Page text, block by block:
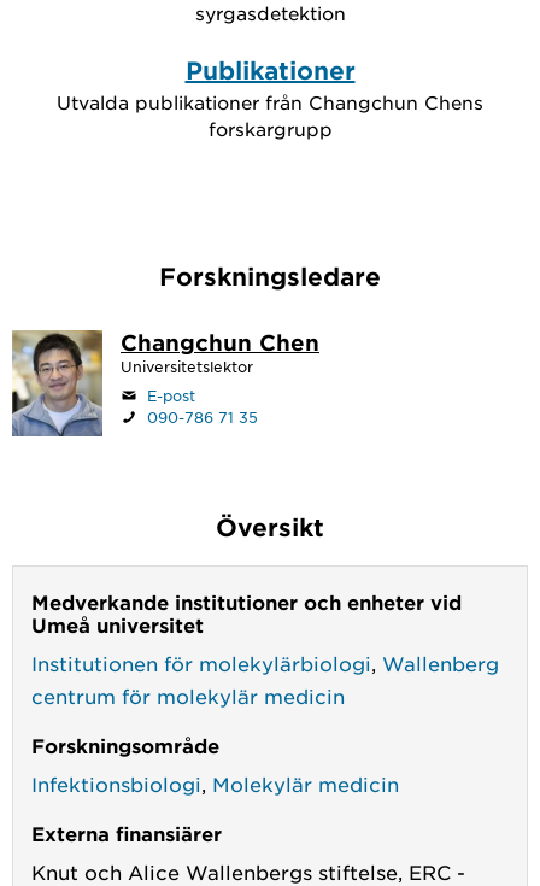
syrgasdetektion
Publikationer
Utvalda publikationer från Changchun Chens
forskargrupp
Forskningsledare
Changchun Chen
Universitetslektor
E-post
090-786 71 35
Översikt
Medverkande institutioner och enheter vid
Umeå universitet
Institutionen för molekylärbiologi, Wallenberg
centrum för molekylär medicin
Forskningsområde
Infektionsbiologi, Molekylär medicin
Externa finansiärer
Knut och Alice Wallenbergs stiftelse, ERC -